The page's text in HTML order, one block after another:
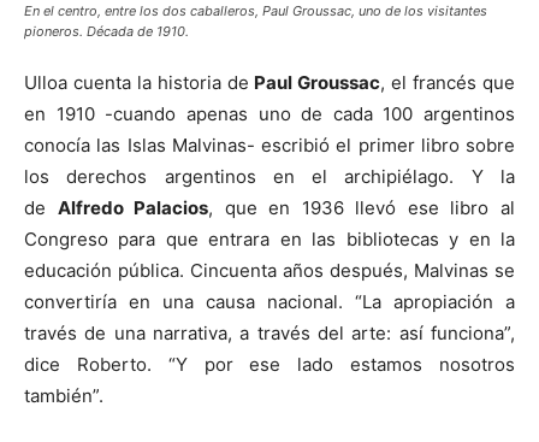
En el centro, entre los dos caballeros, Paul Groussac, uno de los visitantes
pioneros. Década de 1910.
Ulloa cuenta la historia de Paul Groussac, el francés que
en 1910 -cuando apenas uno de cada 100 argentinos
conocía las Islas Malvinas- escribió el primer libro sobre
los derechos argentinos en el archipiélago. Y la
de Alfredo Palacios, que en 1936 llevó ese libro al
Congreso para que entrara en las bibliotecas y en la
educación pública. Cincuenta años después, Malvinas se
convertiría en una causa nacional. “La apropiación a
través de una narrativa, a través del arte: así funciona”,
dice Roberto. “Y por ese lado estamos nosotros
también”.